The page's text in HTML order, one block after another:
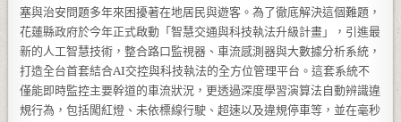
塞與治安問題多年來困擾著在地居民與遊客。為了徹底解決這個難題，
花蓮縣政府於今年正式啟動「智慧交通與科技執法升級計畫」，引進最
新的人工智慧技術，整合路口監視器、車流感測器與大數據分析系統，
打造全台首套結合AI交控與科技執法的全方位管理平台。這套系統不
僅能即時監控主要幹道的車流狀況，更透過深度學習演算法自動辨識違
規行為，包括闖紅燈、未依標線行駛、超速以及違規停車等，並在毫秒